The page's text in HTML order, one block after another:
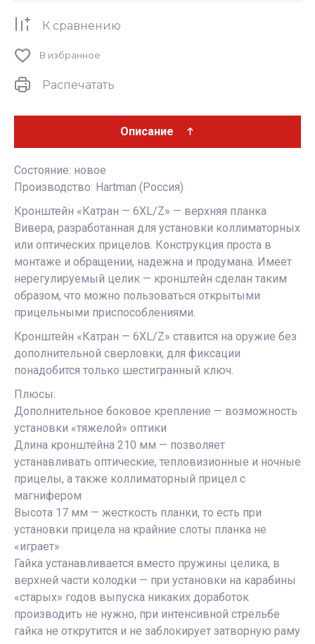
К сравнению
В избранное
Распечатать
Описание
Состояние: новое
Производство: Hartman (Россия)
Кронштейн «Катран — 6XL/Z» — верхняя планка
Вивера, разработанная для установки коллиматорных
или оптических прицелов. Конструкция проста в
монтаже и обращении, надежна и продумана. Имеет
нерегулируемый целик — кронштейн сделан таким
образом, что можно пользоваться открытыми
прицельными приспособлениями.
Кронштейн «Катран — 6XL/Z» ставится на оружие без
дополнительной сверловки, для фиксации
понадобится только шестигранный ключ.
Плюсы:
Дополнительное боковое крепление — возможность
установки «тяжелой» оптики
Длина кронштейна 210 мм — позволяет
устанавливать оптические, тепловизионные и ночные
прицелы, а также коллиматорный прицел с
магнифером
Высота 17 мм — жесткость планки, то есть при
установки прицела на крайние слоты планка не
«играет»
Гайка устанавливается вместо пружины целика, в
верхней части колодки — при установки на карабины
«старых» годов выпуска никаких доработок
производить не нужно, при интенсивной стрельбе
гайка не открутится и не заблокирует затворную раму